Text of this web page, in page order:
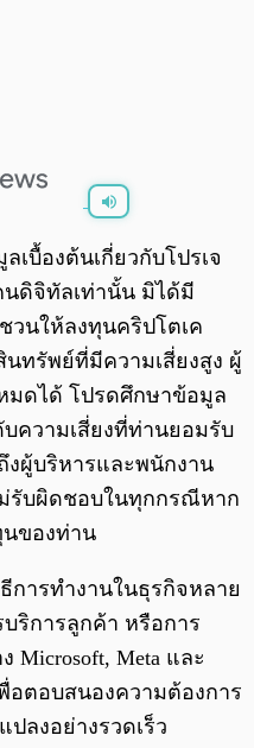
0:00/0:00
บื้องต้นเกี่ยวกับโปรเจ
นดิจิทัลเท่านั้น มิได้มี
วนให้ลงทุนคริปโตเค
ทรัพย์ที่มีความเสี่ยงสูง ผู้
มดได้ โปรดศึกษาข้อมูล
ความเสี่ยงที่ท่านยอมรับ
งผู้บริหารและพนักงาน
รับผิดชอบในทุกกรณีหาก
นของท่าน
การทำงานในธุรกิจหลาย
ริการลูกค้า หรือการ
Meta และ
อตอบสนองความต้องการ
ลงอย่างรวดเร็ว